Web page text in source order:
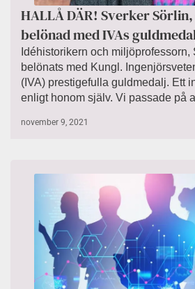
HALLÅ DÄR! Sverker
belönad med IVAs
Idéhistorikern och miljöprofessorn,
belönats med Kungl.
(IVA) prestigefulla guldmedalj. Ett
enligt honom själv. Vi passade på
november 9, 2021